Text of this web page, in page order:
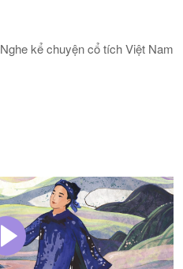
Nghe kể chuyện cổ tích Việt Nam